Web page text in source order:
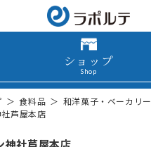
ショップ
Shop
食料品
和洋菓子・ベーカリー
芦屋本店
神社芦屋本店